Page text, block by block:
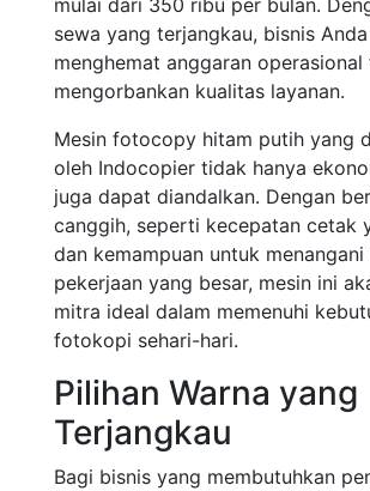
mulai dari 350 ribu per bulan.
sewa yang terjangkau, bisnis
menghemat anggaran operasional
mengorbankan kualitas layanan.
Mesin fotocopy hitam putih yang
oleh Indocopier tidak hanya
juga dapat diandalkan. Dengan
canggih, seperti kecepatan cetak
dan kemampuan untuk
pekerjaan yang besar, mesin ini
mitra ideal dalam memenuhi
fotokopi sehari-hari.
Pilihan Warna yang
Terjangkau
Bagi bisnis yang membutuhkan